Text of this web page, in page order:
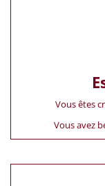
Vous êtes
Vous avez